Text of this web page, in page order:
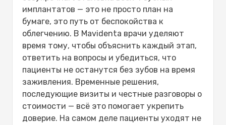
имплантатов — это не просто план на
бумаге, это путь от беспокойства к
облегчению. В Mavidenta врачи уделяют
время тому, чтобы объяснить каждый этап,
ответить на вопросы и убедиться, что
пациенты не останутся без зубов на время
заживления. Временные решения,
последующие визиты и честные разговоры о
стоимости — всё это помогает укрепить
доверие. На самом деле пациенты уходят не